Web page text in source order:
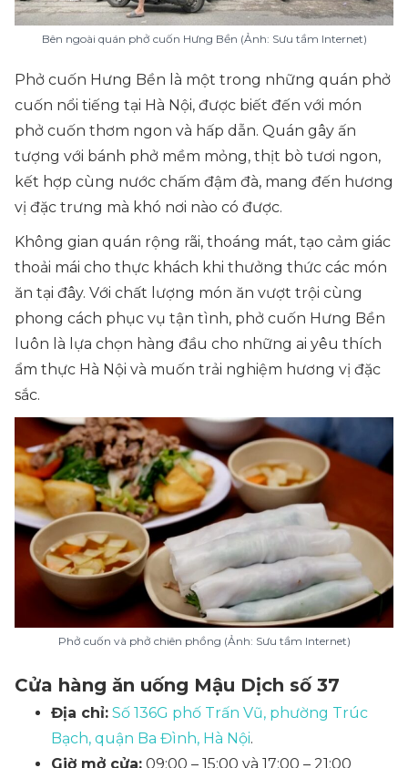
Bên ngoài quán phở cuốn Hưng Bền (Ảnh: Sưu tầm Internet)
Phở cuốn Hưng Bền là một trong những quán phở
cuốn nổi tiếng tại Hà Nội, được biết đến với món
phở cuốn thơm ngon và hấp dẫn. Quán gây ấn
tượng với bánh phở mềm mỏng, thịt bò tươi ngon,
kết hợp cùng nước chấm đậm đà, mang đến hương
vị đặc trưng mà khó nơi nào có được.
Không gian quán rộng rãi, thoáng mát, tạo cảm giác
thoải mái cho thực khách khi thưởng thức các món
ăn tại đây. Với chất lượng món ăn vượt trội cùng
phong cách phục vụ tận tình, phở cuốn Hưng Bền
luôn là lựa chọn hàng đầu cho những ai yêu thích
ẩm thực Hà Nội và muốn trải nghiệm hương vị đặc
sắc.
Phở cuốn và phở chiên phồng (Ảnh: Sưu tầm Internet)
Cửa hàng ăn uống Mậu Dịch số 37
Địa chỉ: Số 136G phố Trấn Vũ, phường Trúc
Bạch, quận Ba Đình, Hà Nội.
Giờ mở cửa: 09:00 – 15:00 và 17:00 – 21:00